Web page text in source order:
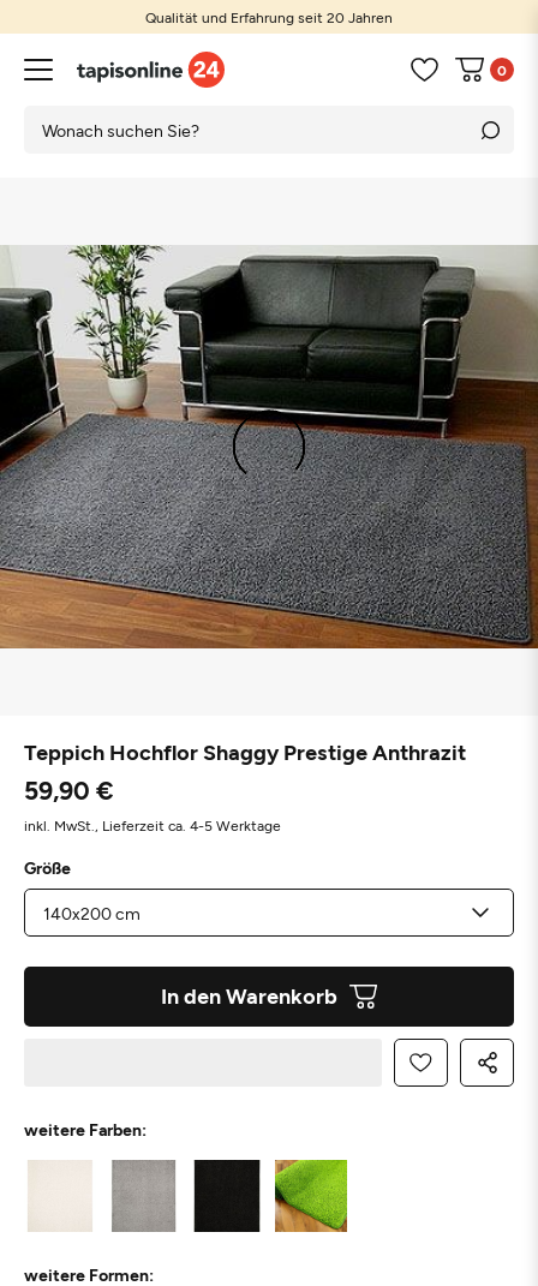
Qualität und Erfahrung seit 20 Jahren
0
Teppich Hochflor Shaggy Prestige Anthrazit
59,90 €
inkl. MwSt., Lieferzeit ca. 4-5 Werktage
Größe
In den Warenkorb
weitere Farben:
weitere Formen: